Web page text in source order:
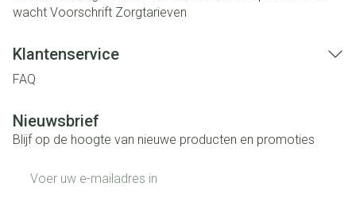
wacht Voorschrift Zorgtarieven
Klantenservice
FAQ
Nieuwsbrief
Blijf op de hoogte van nieuwe producten en promoties